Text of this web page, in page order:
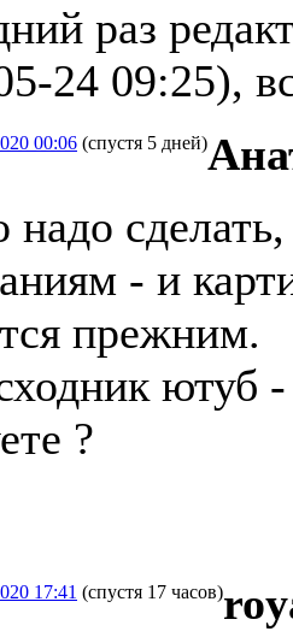
раз
24 09:25),
00:06 (спустя 5 дней)
надо
- и
прежним.
ютуб
?
17:41 (спустя 17 часов)